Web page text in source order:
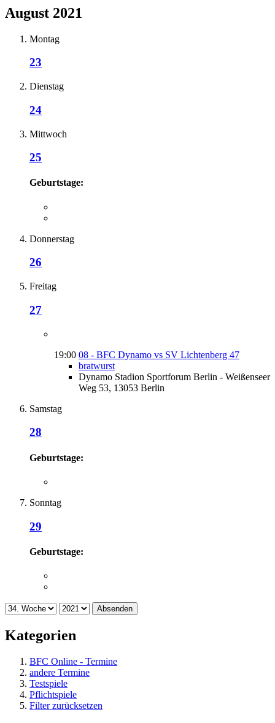
August 2021
Montag
23
Dienstag
24
Mittwoch
25
Geburtstage:
Donnerstag
26
Freitag
27
19:00 08 - BFC Dynamo vs SV Lichtenberg 47
bratwurst
Dynamo Stadion Sportforum Berlin - Weißenseer
Weg 53, 13053 Berlin
Samstag
28
Geburtstage:
Sonntag
29
Geburtstage:
Absenden
Kategorien
BFC Online - Termine
andere Termine
Testspiele
Pflichtspiele
Filter zurücksetzen